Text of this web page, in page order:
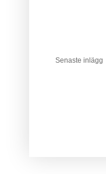
Senaste inlägg